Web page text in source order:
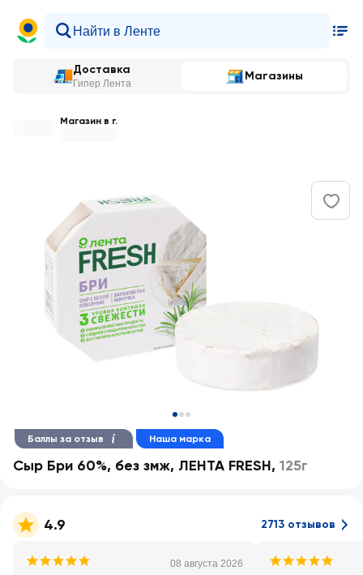
Доставка
Гипер Лента
Магазины
Магазин в г.
Баллы за отзыв Наша марка
Сыр Бри 60%, без змж, ЛЕНТА FRESH, 125г
4.9 2713 отзывов
08 августа 2026